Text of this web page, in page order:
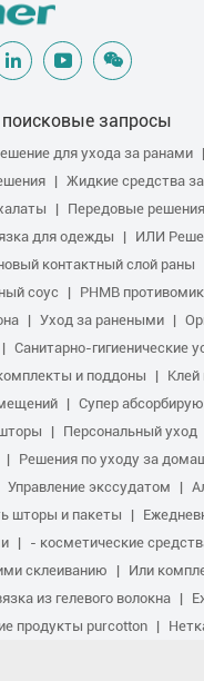
запросы
для ухода за ранами
Жидкие средства
Передовые
для одежды ИЛИ
контактный слой раны
соус
PHMB
Уход за ранеными
Санитарно-гигиенические
и поддоны
Клей
Супер
Персональный уход
Решения по уходу за
Управление экссудатом
шторы и пакеты
- косметические
склеиванию
Или
из гелевого волокна
продукты purcotton